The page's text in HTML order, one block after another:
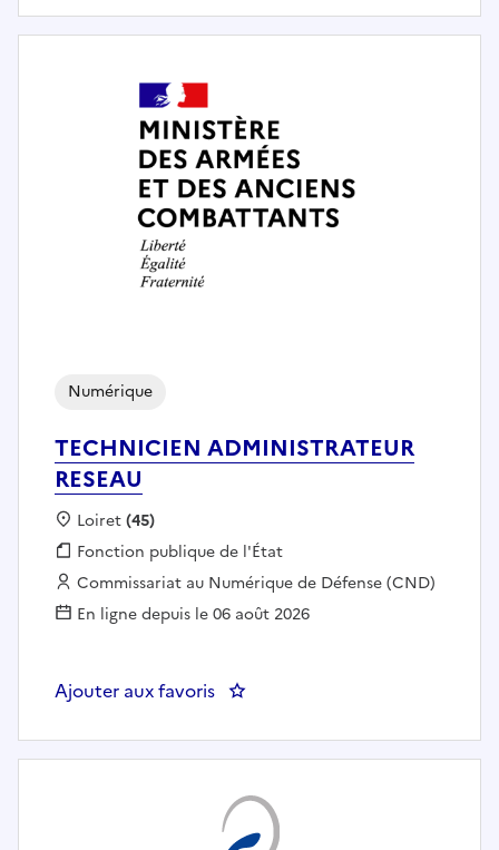
TECHNICIEN ADMINISTRATEUR
RESEAU
Numérique
Localisation :
Loiret(45)
Fonction publique :
Fonction publique de l'État
Employeur :
Commissariat au Numérique de Défense (CND)
En ligne depuis le 06 août 2026
Ajouter aux favoris : TECHNICIEN